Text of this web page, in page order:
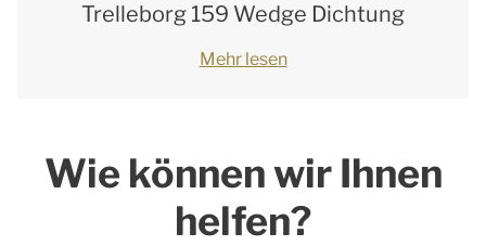
Trelleborg 159 Wedge Dichtung
Mehr lesen
Wie können wir Ihnen
helfen?